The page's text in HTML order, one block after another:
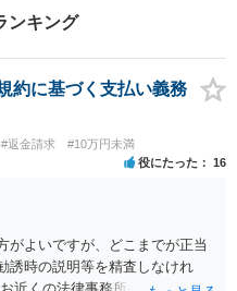
した。
ンキング
約に基づく支払い義務
#返金請求 #10万円未満
役にたった 16
がよいですが、どこまでが正当
誘時の説明等を精査しなけれ
近くの法律事務所や、市役所・